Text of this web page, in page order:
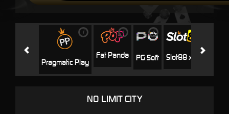
i
Pragmatic Play
i
Fat Panda
i
PG Soft Slot88 x PP
NO LIMIT CITY